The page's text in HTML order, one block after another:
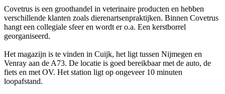
Covetrus is een groothandel in veterinaire producten en hebben
verschillende klanten zoals dierenartsenpraktijken. Binnen Covetrus
hangt een collegiale sfeer en wordt er o.a. Een kerstborrel
georganiseerd.
Het magazijn is te vinden in Cuijk, het ligt tussen Nijmegen en
Venray aan de A73. De locatie is goed bereikbaar met de auto, de
fiets en met OV. Het station ligt op ongeveer 10 minuten
loopafstand.